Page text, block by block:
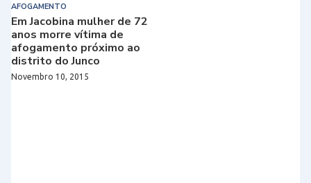
AFOGAMENTO
Em Jacobina mulher de 72
anos morre vítima de
afogamento próximo ao
distrito do Junco
Novembro 10, 2015